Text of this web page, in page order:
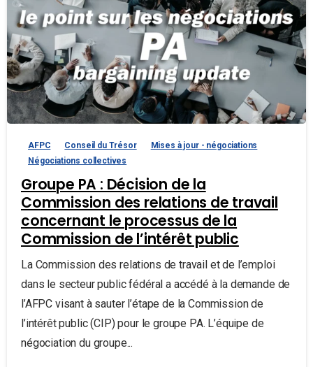
AFPC Conseil du Trésor
Mises à jour - négociations
Négociations collectives
Groupe PA : Décision de la
Commission des relations de travail
concernant le processus de la
Commission de l’intérêt public
La Commission des relations de travail et de l’emploi
dans le secteur public fédéral a accédé à la demande de
l’AFPC visant à sauter l’étape de la Commission de
l’intérêt public (CIP) pour le groupe PA. L’équipe de
négociation du groupe...